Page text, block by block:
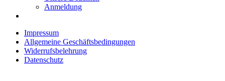
Anmeldung
Impressum
Allgemeine Geschäftsbedingungen
Widerrufsbelehrung
Datenschutz